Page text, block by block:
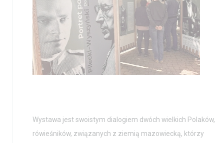
Wystawa jest swoistym dialogiem dwóch wielkich Polaków,
rówieśników, związanych z ziemią mazowiecką, którzy